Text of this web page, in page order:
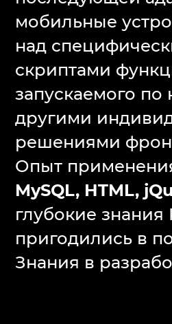
мобильные
над
скриптами
запускаемого по
другими
решениями
Опыт
MySQL, HTML,
глубокие знания
пригодились в
Знания в